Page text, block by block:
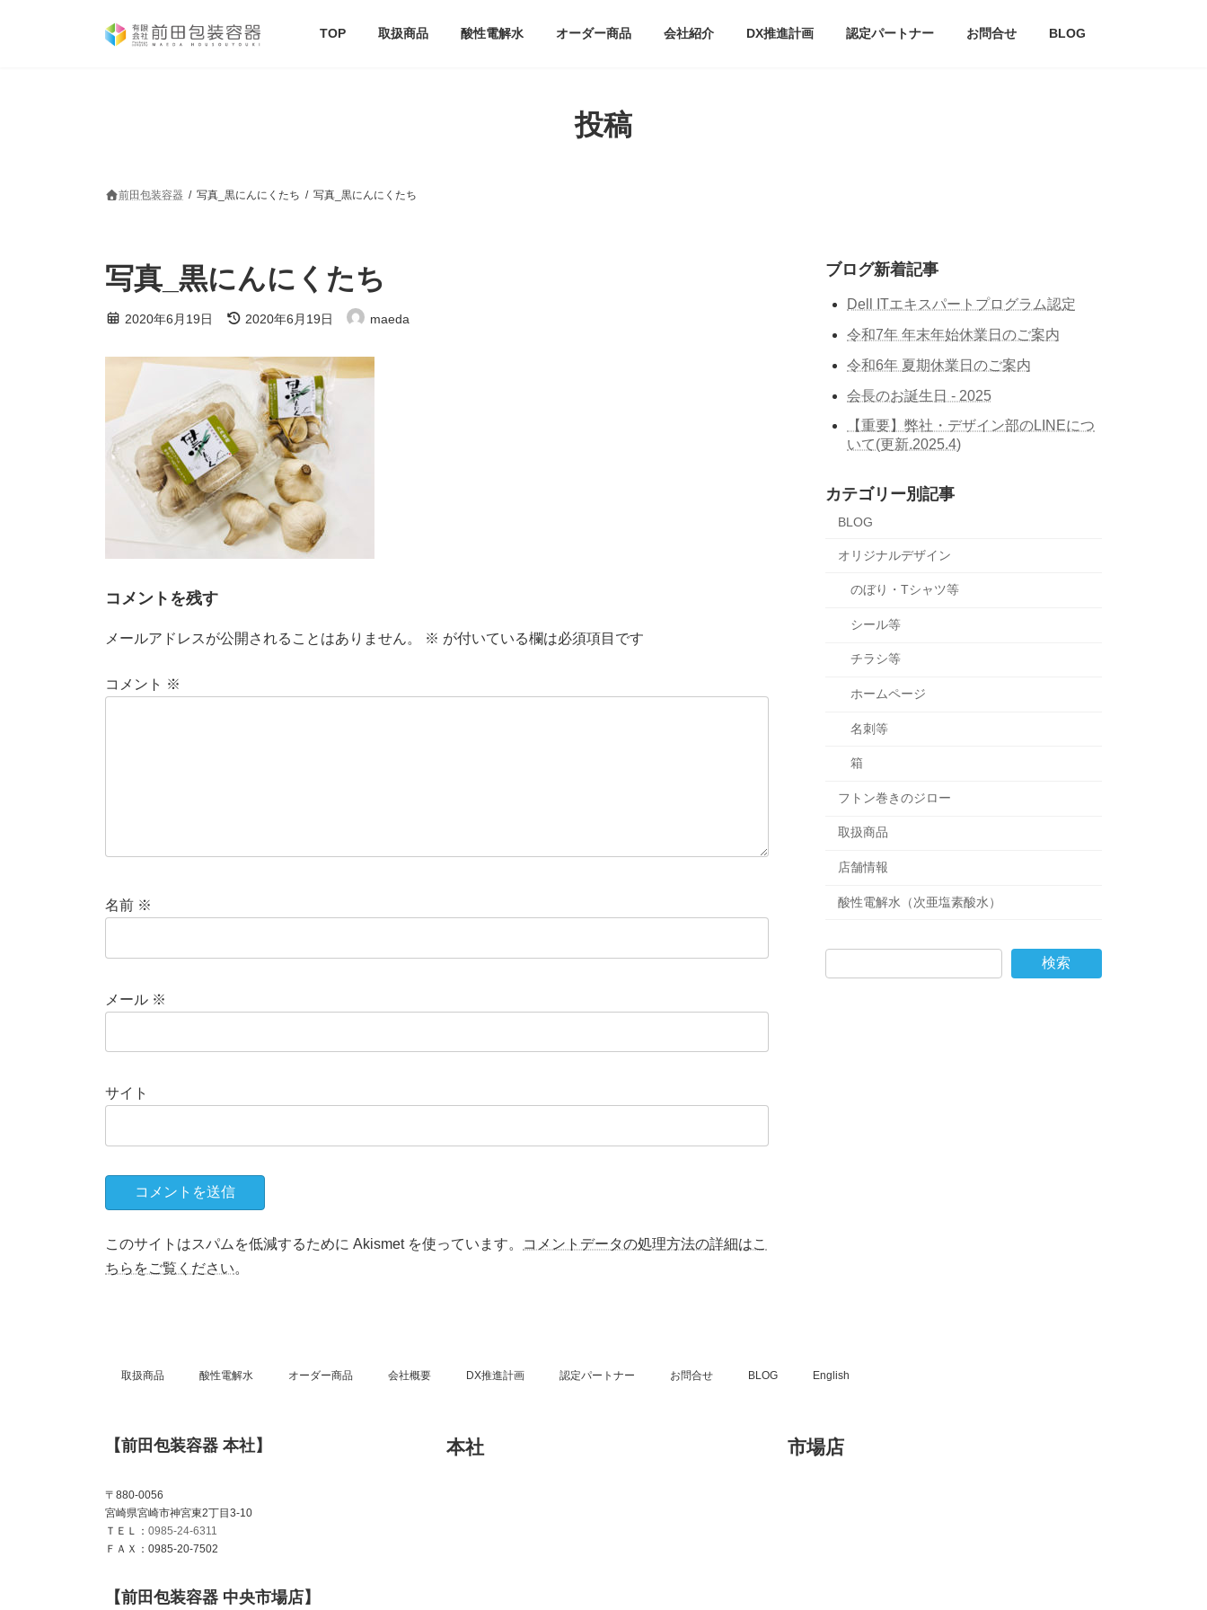
TOP 取扱商品 酸性電解水 オーダー商品 会社紹介 DX推進計画 認定パートナー お問合せ BLOG
投稿
前田包装容器 写真_黒にんにくたち 写真_黒にんにくたち
写真_黒にんにくたち
2020年6月19日
最
終
新
日
:
2020年6月19日 maeda
コメントを残す
メールアドレスが公開されることはありません。 ※ が付いている欄は必須項目です
コメント ※
名前 ※
メール ※
サイト
このサイトはスパムを低減するために Akismet を使っています。
コメントデータの処理方法の詳細はこ
ちらをご覧ください。
ブログ新着記事
Dell ITエキスパートプログラム認定
令和7年 年末年始休業日のご案内
令和6年 夏期休業日のご案内
会長のお誕生日 - 2025
【重要】弊社・デザイン部のLINEにつ
いて(更新.2025.4)
カテゴリー別記事
BLOG
オリジナルデザイン
のぼり・Tシャツ等
シール等
チラシ等
ホームページ
名刺等
箱
フトン巻きのジロー
取扱商品
店舗情報
酸性電解水（次亜塩素酸水）
検索
取扱商品 酸性電解水 オーダー商品 会社概要 DX推進計画 認定パートナー お問合せ BLOG English
【前田包装容器 本社】
〒880-0056
宮崎県宮崎市神宮東2丁目3-10
ＴＥＬ： 0985-24-6311
ＦＡＸ：0985-20-7502
【前田包装容器 中央市場店】
本社 市場店